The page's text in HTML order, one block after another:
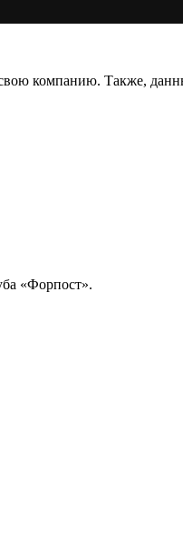
компанию. Также,
«Форпост».